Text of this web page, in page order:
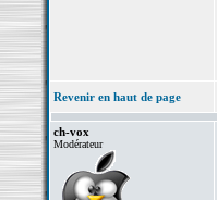
Revenir en haut de page
ch-vox
Modérateur